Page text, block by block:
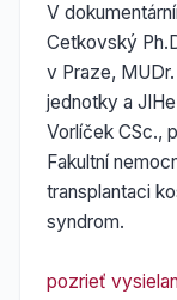
V
Cetkovský
v Praze,
jednotky a
Vorlíček CSc.,
Fakultní
transplantaci
syndrom.
pozrieť